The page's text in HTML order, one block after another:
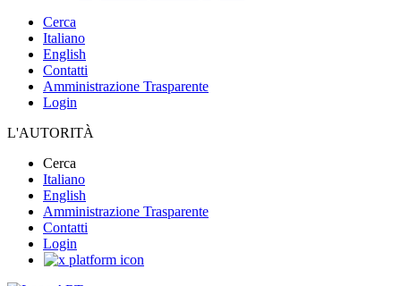
Cerca
Italiano
English
Contatti
Amministrazione Trasparente
Login
L'AUTORITÀ
Cerca
Italiano
English
Amministrazione Trasparente
Contatti
Login